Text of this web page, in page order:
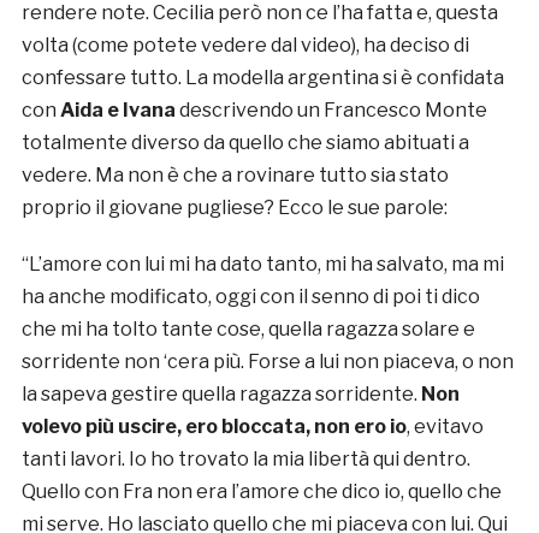
rendere note. Cecilia però non ce l’ha fatta e, questa
volta (come potete vedere dal video), ha deciso di
confessare tutto. La modella argentina si è confidata
con Aida e Ivana descrivendo un Francesco Monte
totalmente diverso da quello che siamo abituati a
vedere. Ma non è che a rovinare tutto sia stato
proprio il giovane pugliese? Ecco le sue parole:
“L’amore con lui mi ha dato tanto, mi ha salvato, ma mi
ha anche modificato, oggi con il senno di poi ti dico
che mi ha tolto tante cose, quella ragazza solare e
sorridente non ‘cera più. Forse a lui non piaceva, o non
la sapeva gestire quella ragazza sorridente. Non
volevo più uscire, ero bloccata, non ero io, evitavo
tanti lavori. Io ho trovato la mia libertà qui dentro.
Quello con Fra non era l’amore che dico io, quello che
mi serve. Ho lasciato quello che mi piaceva con lui. Qui